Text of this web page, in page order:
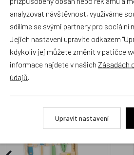
Zboží se stejným
nářadím Nordic
analyzovat návštěvnost, využíváme
sdílíme se svými partnery pro sociální
Jejich nastavení upravíte odkazem
kdykoliv jej můžete změnit v patičce
informace najdete v našich Zásadách
údajů
Upravit nastavení